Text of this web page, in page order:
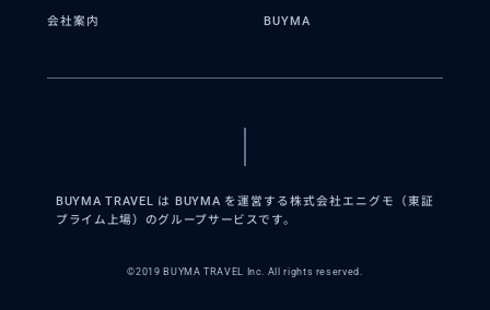
会社案内 BUYMA
BUYMA TRAVEL は BUYMA を運営する株式会社エニグモ（東証
プライム上場）のグループサービスです。
©2019 BUYMA TRAVEL Inc. All rights reserved.